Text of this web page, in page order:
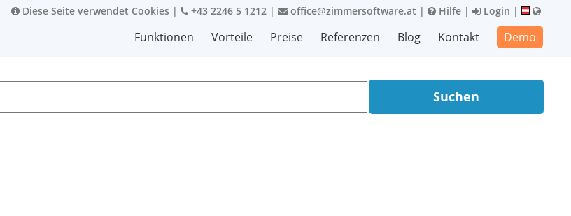
Diese Seite verwendet Cookies | +43 2246 5 1212 | office@zimmersoftware.at | Hilfe | Login |
Funktionen Vorteile Preise Referenzen Blog Kontakt Demo
Suchen